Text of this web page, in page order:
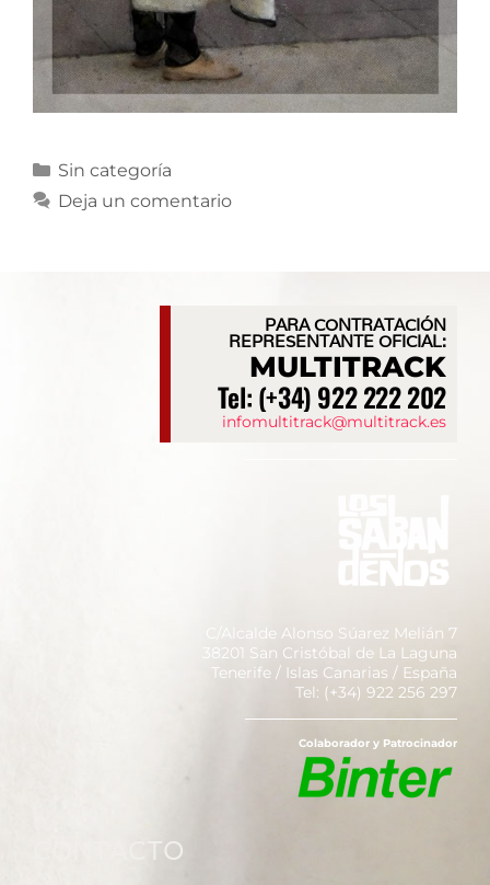
Sin categoría
Deja un comentario
PARA CONTRATACIÓN
REPRESENTANTE OFICIAL:
MULTITRACK
Tel: (+34) 922 222 202
infomultitrack@multitrack.es
C/Alcalde Alonso Súarez Melián 7
38201 San Cristóbal de La Laguna
Tenerife / Islas Canarias / España
Tel: (+34) 922 256 297
Colaborador y Patrocinador
CONTACTO